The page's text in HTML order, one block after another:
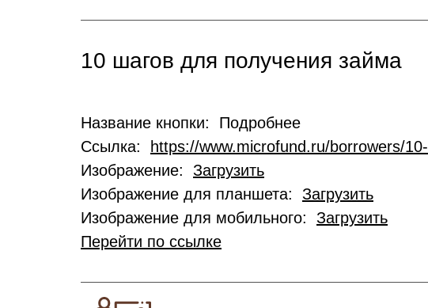
10 шагов для получения займа
Название кнопки: Подробнее
Ссылка:
https://www.microfund.ru/borrowers/
Изображение: Загрузить
Изображение для планшета: Загрузить
Изображение для мобильного: Загрузить
Перейти по ссылке